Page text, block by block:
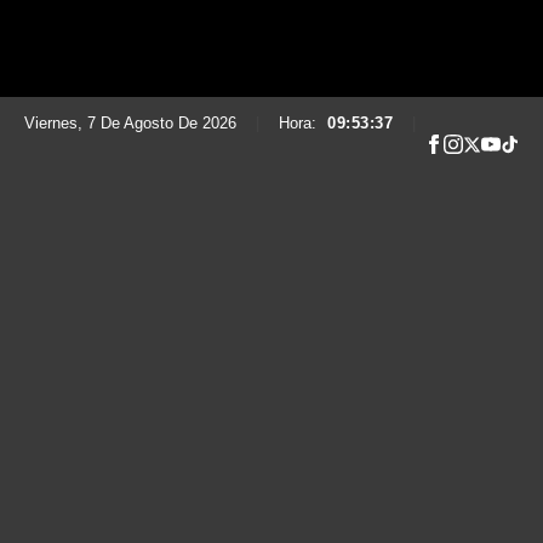
Viernes, 7 De Agosto De 2026 Hora: 09:53:39